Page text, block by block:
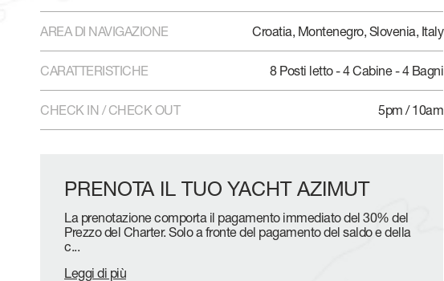
AREA DI NAVIGAZIONE Croatia, Montenegro, Slovenia, Italy
CARATTERISTICHE 8 Posti letto - 4 Cabine - 4 Bagni
CHECK IN / CHECK OUT 5pm / 10am
PRENOTA IL TUO YACHT AZIMUT
La prenotazione comporta il pagamento immediato del 30% del
Prezzo del Charter. Solo a fronte del pagamento del saldo e della
c...
Leggi di più